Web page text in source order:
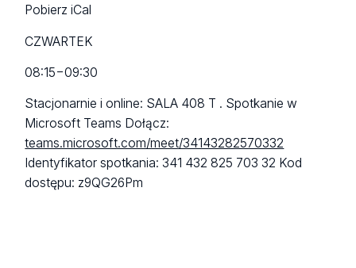
Pobierz iCal
CZWARTEK
08:15−09:30
Stacjonarnie i online: SALA 408 T . Spotkanie w
Microsoft Teams Dołącz:
teams.microsoft.com/meet/34143282570332
Identyfikator spotkania: 341 432 825 703 32 Kod
dostępu: z9QG26Pm